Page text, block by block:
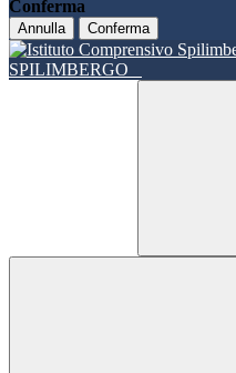
Conferma
Annulla Conferma
SPILIMBERGO